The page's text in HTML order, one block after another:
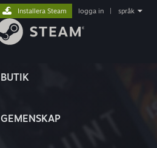
BUTIK
GEMENSKAP
Installera Steam logga in språk